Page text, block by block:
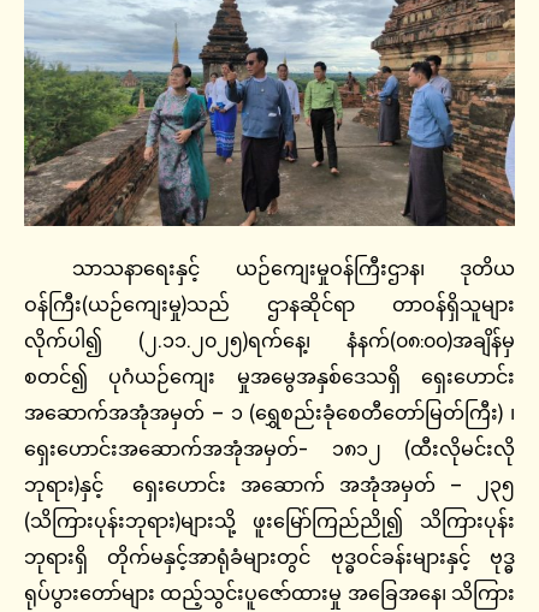
သာသနာရေးနှင့် ယဉ်ကျေးမှုဝန်ကြီးဌာန၊ ဒုတိယ
ဝန်ကြီး(ယဉ်ကျေးမှု)သည် ဌာနဆိုင်ရာ တာဝန်ရှိသူများ
လိုက်ပါ၍ (၂.၁၁.၂၀၂၅)ရက်နေ့၊ နံနက်(၀၈:၀၀)အချိန်မှ
စတင်၍ ပုဂံယဉ်ကျေး မှုအမွေအနှစ်ဒေသရှိ ရှေးဟောင်း
အဆောက်အအုံအမှတ် – ၁ (ရွှေစည်းခုံစေတီတော်မြတ်ကြီး) ၊
ရှေးဟောင်းအဆောက်အအုံအမှတ်- ၁၈၁၂ (ထီးလိုမင်းလို
ဘုရား)နှင့် ရှေးဟောင်း အဆောက် အအုံအမှတ် – ၂၃၅
(သိကြားပုန်းဘုရား)များသို့ ဖူးမြော်ကြည်ညို၍ သိကြားပုန်း
ဘုရားရှိ တိုက်မနှင့်အာရုံခံများတွင် ဗုဒ္ဓဝင်ခန်းများနှင့် ဗုဒ္ဓ
ရုပ်ပွားတော်များ ထည့်သွင်းပူဇော်ထားမှု အခြေအနေ၊ သိကြား